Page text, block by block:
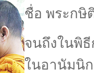
ชื่อ พระกษิ
จนถึงในพิ
ในอานัมนิ